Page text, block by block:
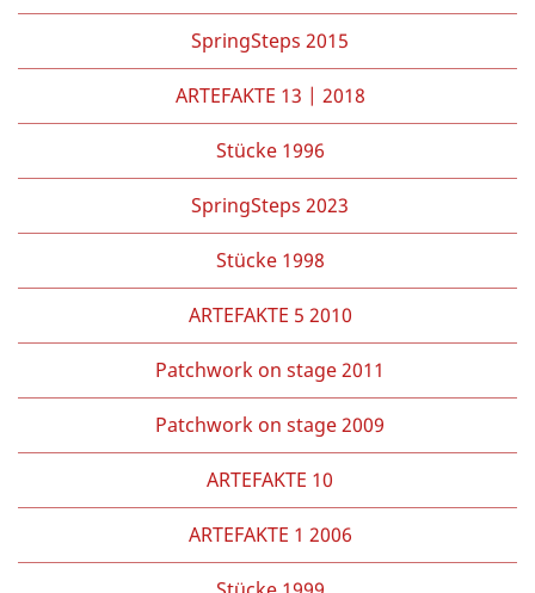
SpringSteps 2015
ARTEFAKTE 13 | 2018
Stücke 1996
SpringSteps 2023
Stücke 1998
ARTEFAKTE 5 2010
Patchwork on stage 2011
Patchwork on stage 2009
ARTEFAKTE 10
ARTEFAKTE 1 2006